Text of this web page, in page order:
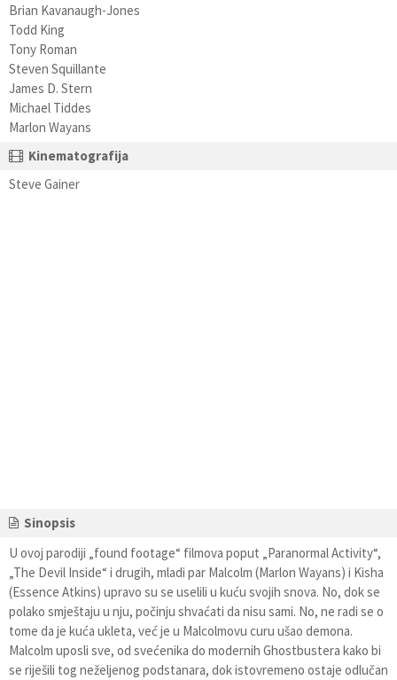
Brian Kavanaugh-Jones
Todd King
Tony Roman
Steven Squillante
James D. Stern
Michael Tiddes
Marlon Wayans
Kinematografija
Steve Gainer
Sinopsis
U ovoj parodiji „found footage“ filmova poput „Paranormal Activity“,
„The Devil Inside“ i drugih, mladi par Malcolm (Marlon Wayans) i Kisha
(Essence Atkins) upravo su se uselili u kuću svojih snova. No, dok se
polako smještaju u nju, počinju shvaćati da nisu sami. No, ne radi se o
tome da je kuća ukleta, već je u Malcolmovu curu ušao demona.
Malcolm uposli sve, od svećenika do modernih Ghostbustera kako bi
se riješili tog neželjenog podstanara, dok istovremeno ostaje odlučan